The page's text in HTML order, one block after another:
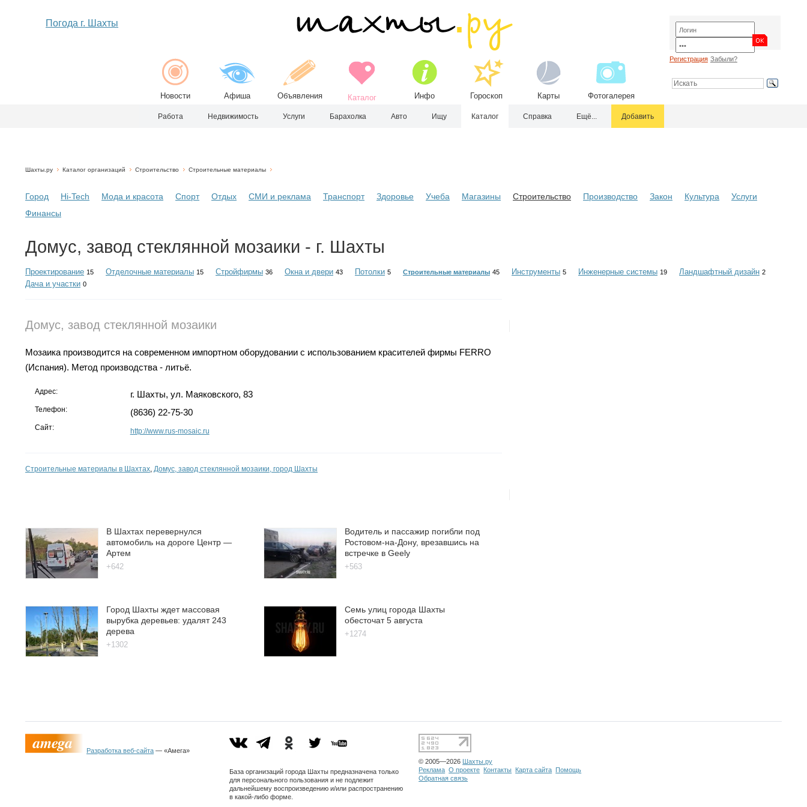
Погода г. Шахты
Новости Афиша Объявления Каталог Инфо Гороскоп Карты Фотогалерея
Регистрация Забыли?
Работа Недвижимость Услуги Барахолка Авто Ищу Каталог Справка Ещё... Добавить
Шахты.ру Каталог организаций Строительство Строительные материалы
Город Hi-Tech Мода и красота Спорт Отдых СМИ и реклама Транспорт Здоровье Учеба Магазины Строительство Производство Закон Культура
Услуги
Финансы
Домус, завод стеклянной мозаики - г. Шахты
Проектирование 15 Отделочные материалы 15 Стройфирмы 36 Окна и двери 43 Потолки 5 Строительные материалы 45 Инструменты 5 Инженерные системы 19 Ландшафтный дизайн 2
Дача и участки 0
Домус, завод стеклянной мозаики
Мозаика производится на современном импортном оборудовании с использованием красителей фирмы FERRO
(Испания). Метод производства - литьё.
Адрес: г. Шахты, ул. Маяковского, 83
Телефон: (8636) 22-75-30
Сайт: http://www.rus-mosaic.ru
Строительные материалы в Шахтах, Домус, завод стеклянной мозаики, город Шахты
В Шахтах перевернулся
автомобиль на дороге Центр —
Артем
+642
Водитель и пассажир погибли под
Ростовом-на-Дону, врезавшись на
встречке в Geely
+563
Город Шахты ждет массовая
вырубка деревьев: удалят 243
дерева
+1302
Семь улиц города Шахты
обесточат 5 августа
+1274
Разработка веб-сайта — «Амега»
База организаций города Шахты предназначена только
для персонального пользования и не подлежит
дальнейшему воспроизведению и/или распространению
в какой-либо форме.
© 2005—2026 Шахты.ру
Реклама О проекте Контакты Карта сайта Помощь
Обратная связь